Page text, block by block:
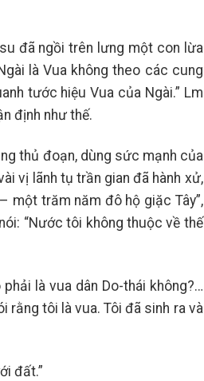
đã ngồi trên lưng một con lừa
là Vua không theo các cung
tước hiệu Vua của Ngài.” Lm
định như thế.
thủ đoạn, dùng sức mạnh của
vị lãnh tụ trần gian đã hành xử,
một trăm năm đô hộ giặc Tây”,
“Nước tôi không thuộc về thế
là vua dân Do-thái không?…
rằng tôi là vua. Tôi đã sinh ra và
đất.”